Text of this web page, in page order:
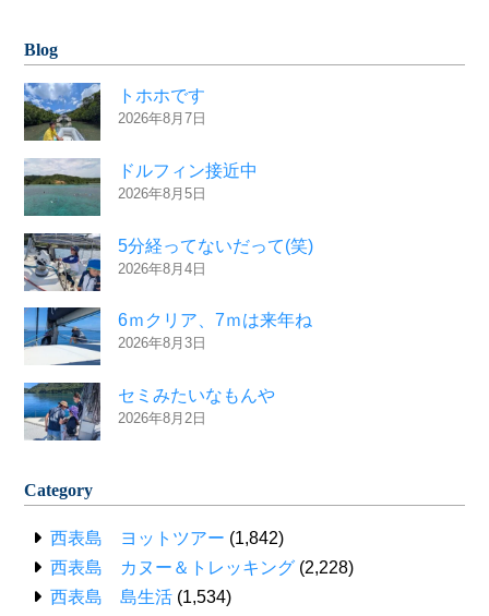
Blog
トホホです
2026年8月7日
ドルフィン接近中
2026年8月5日
5分経ってないだって(笑)
2026年8月4日
6ｍクリア、7ｍは来年ね
2026年8月3日
セミみたいなもんや
2026年8月2日
Category
西表島 ヨットツアー (1,842)
西表島 カヌー＆トレッキング (2,228)
西表島 島生活 (1,534)